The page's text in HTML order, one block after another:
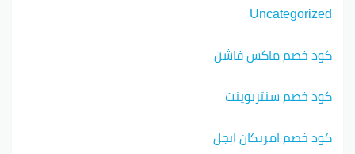
Uncategorized
كود خصم ماكس فاشن
كود خصم سنتربوينت
كود خصم امريكان ايجل